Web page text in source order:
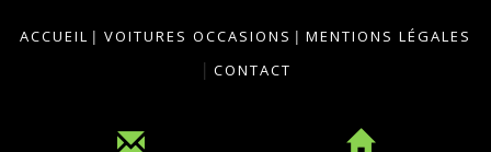
ACCUEIL | VOITURES OCCASIONS | MENTIONS LÉGALES
| CONTACT